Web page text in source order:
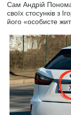
Сам Андрій
своїх стосунків з
його «особисте